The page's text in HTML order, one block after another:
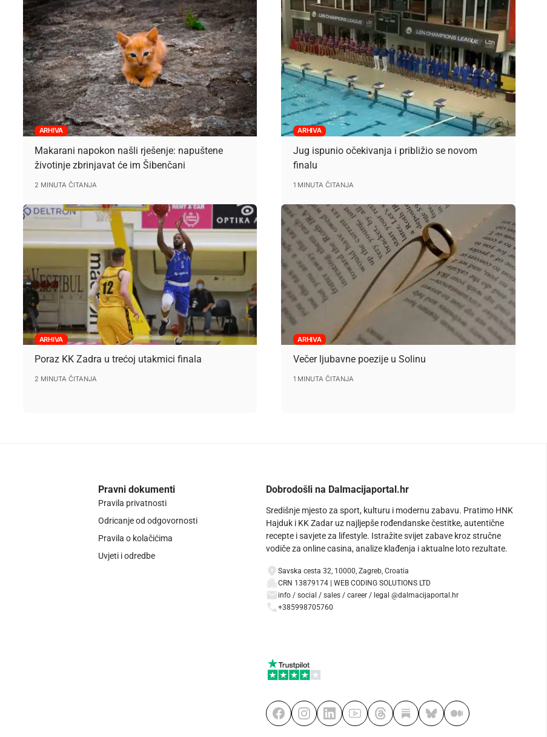
ARHIVA
Makarani napokon našli rješenje: napuštene
životinje zbrinjavat će im Šibenčani
2 MINUTA ČITANJA
ARHIVA
Jug ispunio očekivanja i približio se novom
finalu
1 MINUTA ČITANJA
ARHIVA
Poraz KK Zadra u trećoj utakmici finala
2 MINUTA ČITANJA
ARHIVA
Večer ljubavne poezije u Solinu
1 MINUTA ČITANJA
Pravni dokumenti
Pravila privatnosti
Odricanje od odgovornosti
Pravila o kolačićima
Uvjeti i odredbe
Dobrodošli na Dalmacijaportal.hr
Središnje mjesto za sport, kulturu i modernu zabavu. Pratimo HNK
Hajduk i KK Zadar uz najljepše rođendanske čestitke, autentične
recepte i savjete za lifestyle. Istražite svijet zabave kroz stručne
vodiče za online casina, analize klađenja i aktualne loto rezultate.
Savska cesta 32, 10000, Zagreb, Croatia
CRN 13879174 | WEB CODING SOLUTIONS LTD
info / social / sales / career / legal @dalmacijaportal.hr
+385998705760